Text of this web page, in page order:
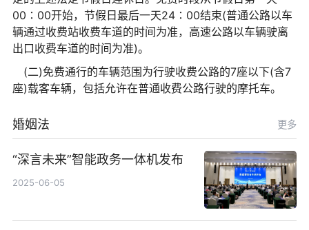
00∶00开始，节假日最后一天24∶00结束(普通公路以车
辆通过收费站收费车道的时间为准，高速公路以车辆驶离
出口收费车道的时间为准)。
(二)免费通行的车辆范围为行驶收费公路的7座以下(含7
座)载客车辆，包括允许在普通收费公路行驶的摩托车。
婚姻法 更多
“深言未来”智能政务一体机发布
2025-06-05